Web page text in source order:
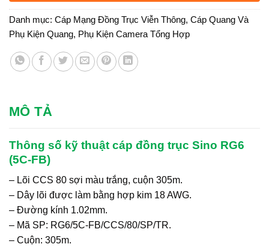
Danh mục: Cáp Mạng Đồng Trục Viễn Thông, Cáp Quang Và
Phụ Kiện Quang, Phụ Kiện Camera Tổng Hợp
MÔ TẢ
Thông số kỹ thuật cáp đồng trục Sino RG6
(5C-FB)
– Lõi CCS 80 sợi màu trắng, cuộn 305m.
– Dây lõi được làm bằng hợp kim 18 AWG.
– Đường kính 1.02mm.
– Mã SP: RG6/5C-FB/CCS/80/SP/TR.
– Cuộn: 305m.